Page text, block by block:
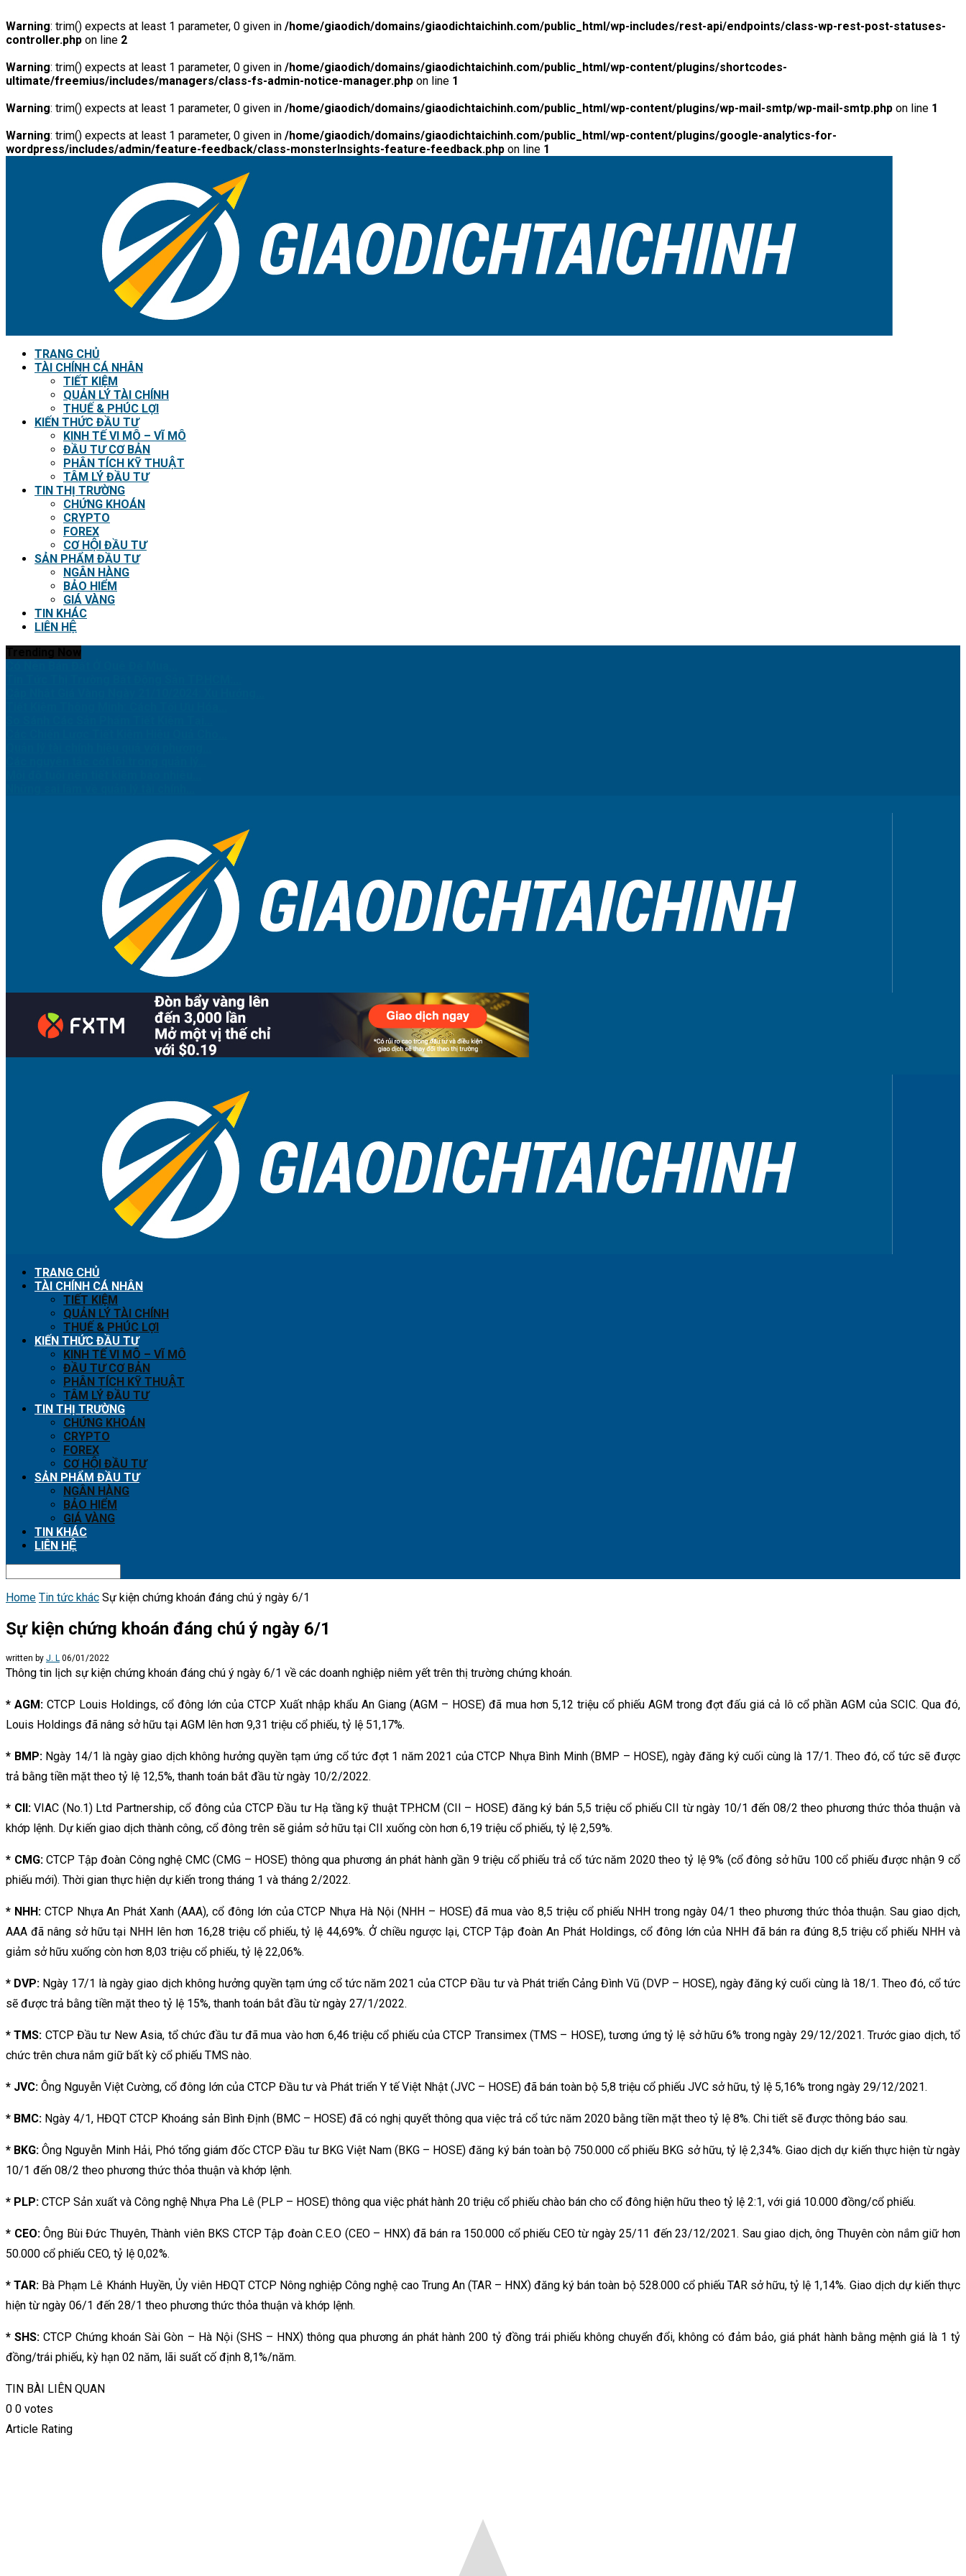
Warning: trim() expects at least 1 parameter, 0 given in /home/giaodich/domains/giaodichtaichinh.com/public_html/wp-includes/rest-api/endpoints/class-wp-rest-post-statuses-
controller.php on line 2
Warning: trim() expects at least 1 parameter, 0 given in /home/giaodich/domains/giaodichtaichinh.com/public_html/wp-content/plugins/shortcodes-
ultimate/freemius/includes/managers/class-fs-admin-notice-manager.php on line 1
Warning: trim() expects at least 1 parameter, 0 given in /home/giaodich/domains/giaodichtaichinh.com/public_html/wp-content/plugins/wp-mail-smtp/wp-mail-smtp.php on line 1
Warning: trim() expects at least 1 parameter, 0 given in /home/giaodich/domains/giaodichtaichinh.com/public_html/wp-content/plugins/google-analytics-for-
wordpress/includes/admin/feature-feedback/class-monsterInsights-feature-feedback.php on line 1
TRANG CHỦ
TÀI CHÍNH CÁ NHÂN
TIẾT KIỆM
QUẢN LÝ TÀI CHÍNH
THUẾ & PHÚC LỢI
KIẾN THỨC ĐẦU TƯ
KINH TẾ VI MÔ – VĨ MÔ
ĐẦU TƯ CƠ BẢN
PHÂN TÍCH KỸ THUẬT
TÂM LÝ ĐẦU TƯ
TIN THỊ TRƯỜNG
CHỨNG KHOÁN
CRYPTO
FOREX
CƠ HỘI ĐẦU TƯ
SẢN PHẨM ĐẦU TƯ
NGÂN HÀNG
BẢO HIỂM
GIÁ VÀNG
TIN KHÁC
LIÊN HỆ
TRANG CHỦ
TÀI CHÍNH CÁ NHÂN
TIẾT KIỆM
QUẢN LÝ TÀI CHÍNH
THUẾ & PHÚC LỢI
KIẾN THỨC ĐẦU TƯ
KINH TẾ VI MÔ – VĨ MÔ
ĐẦU TƯ CƠ BẢN
PHÂN TÍCH KỸ THUẬT
TÂM LÝ ĐẦU TƯ
TIN THỊ TRƯỜNG
CHỨNG KHOÁN
CRYPTO
FOREX
CƠ HỘI ĐẦU TƯ
SẢN PHẨM ĐẦU TƯ
NGÂN HÀNG
BẢO HIỂM
GIÁ VÀNG
TIN KHÁC
LIÊN HỆ
Home Tin tức khác Sự kiện chứng khoán đáng chú ý ngày 6/1
Sự kiện chứng khoán đáng chú ý ngày 6/1
written by J. L 06/01/2022
Thông tin lịch sự kiện chứng khoán đáng chú ý ngày 6/1 về các doanh nghiệp niêm yết trên thị trường chứng khoán.
* AGM:CTCP Louis Holdings, cổ đông lớn của CTCP Xuất nhập khẩu An Giang (AGM – HOSE) đã mua hơn 5,12 triệu cổ phiếu AGM trong đợt đấu giá cả lô cổ phần AGM của SCIC. Qua đó,
Louis Holdings đã nâng sở hữu tại AGM lên hơn 9,31 triệu cổ phiếu, tỷ lệ 51,17%.
* BMP: Ngày 14/1 là ngày giao dịch không hưởng quyền tạm ứng cổ tức đợt 1 năm 2021 của CTCP Nhựa Bình Minh (BMP – HOSE), ngày đăng ký cuối cùng là 17/1. Theo đó, cổ tức sẽ được
trả bằng tiền mặt theo tỷ lệ 12,5%, thanh toán bắt đầu từ ngày 10/2/2022.
* CII:VIAC (No.1) Ltd Partnership, cổ đông của CTCP Đầu tư Hạ tầng kỹ thuật TP.HCM (CII – HOSE) đăng ký bán 5,5 triệu cổ phiếu CII từ ngày 10/1 đến 08/2 theo phương thức thỏa thuận và
khớp lệnh. Dự kiến giao dịch thành công, cổ đông trên sẽ giảm sở hữu tại CII xuống còn hơn 6,19 triệu cổ phiếu, tỷ lệ 2,59%.
* CMG:CTCP Tập đoàn Công nghệ CMC (CMG – HOSE) thông qua phương án phát hành gần 9 triệu cổ phiếu trả cổ tức năm 2020 theo tỷ lệ 9% (cổ đông sở hữu 100 cổ phiếu được nhận 9 cổ
phiếu mới). Thời gian thực hiện dự kiến trong tháng 1 và tháng 2/2022.
* NHH: CTCP Nhựa An Phát Xanh (AAA), cổ đông lớn của CTCP Nhựa Hà Nội (NHH – HOSE) đã mua vào 8,5 triệu cổ phiếu NHH trong ngày 04/1 theo phương thức thỏa thuận. Sau giao dịch,
AAA đã nâng sở hữu tại NHH lên hơn 16,28 triệu cổ phiếu, tỷ lệ 44,69%. Ở chiều ngược lại, CTCP Tập đoàn An Phát Holdings, cổ đông lớn của NHH đã bán ra đúng 8,5 triệu cổ phiếu NHH và
giảm sở hữu xuống còn hơn 8,03 triệu cổ phiếu, tỷ lệ 22,06%.
* DVP: Ngày 17/1 là ngày giao dịch không hưởng quyền tạm ứng cổ tức năm 2021 của CTCP Đầu tư và Phát triển Cảng Đình Vũ (DVP – HOSE), ngày đăng ký cuối cùng là 18/1. Theo đó, cổ tức
sẽ được trả bằng tiền mặt theo tỷ lệ 15%, thanh toán bắt đầu từ ngày 27/1/2022.
* TMS: CTCP Đầu tư New Asia, tổ chức đầu tư đã mua vào hơn 6,46 triệu cổ phiếu của CTCP Transimex (TMS – HOSE), tương ứng tỷ lệ sở hữu 6% trong ngày 29/12/2021. Trước giao dịch, tổ
chức trên chưa nắm giữ bất kỳ cổ phiếu TMS nào.
* JVC: Ông Nguyễn Việt Cường, cổ đông lớn của CTCP Đầu tư và Phát triển Y tế Việt Nhật (JVC – HOSE) đã bán toàn bộ 5,8 triệu cổ phiếu JVC sở hữu, tỷ lệ 5,16% trong ngày 29/12/2021.
* BMC: Ngày 4/1, HĐQT CTCP Khoáng sản Bình Định (BMC – HOSE) đã có nghị quyết thông qua việc trả cổ tức năm 2020 bằng tiền mặt theo tỷ lệ 8%. Chi tiết sẽ được thông báo sau.
* BKG: Ông Nguyễn Minh Hải, Phó tổng giám đốc CTCP Đầu tư BKG Việt Nam (BKG – HOSE) đăng ký bán toàn bộ 750.000 cổ phiếu BKG sở hữu, tỷ lệ 2,34%. Giao dịch dự kiến thực hiện từ ngày
10/1 đến 08/2 theo phương thức thỏa thuận và khớp lệnh.
* PLP: CTCP Sản xuất và Công nghệ Nhựa Pha Lê (PLP – HOSE) thông qua việc phát hành 20 triệu cổ phiếu chào bán cho cổ đông hiện hữu theo tỷ lệ 2:1, với giá 10.000 đồng/cổ phiếu.
* CEO:Ông Bùi Đức Thuyên, Thành viên BKS CTCP Tập đoàn C.E.O (CEO – HNX) đã bán ra 150.000 cổ phiếu CEO từ ngày 25/11 đến 23/12/2021. Sau giao dịch, ông Thuyên còn nắm giữ hơn
50.000 cổ phiếu CEO, tỷ lệ 0,02%.
* TAR: Bà Phạm Lê Khánh Huyền, Ủy viên HĐQT CTCP Nông nghiệp Công nghệ cao Trung An (TAR – HNX) đăng ký bán toàn bộ 528.000 cổ phiếu TAR sở hữu, tỷ lệ 1,14%. Giao dịch dự kiến thực
hiện từ ngày 06/1 đến 28/1 theo phương thức thỏa thuận và khớp lệnh.
* SHS: CTCP Chứng khoán Sài Gòn – Hà Nội (SHS – HNX) thông qua phương án phát hành 200 tỷ đồng trái phiếu không chuyển đổi, không có đảm bảo, giá phát hành bằng mệnh giá là 1 tỷ
đồng/trái phiếu, kỳ hạn 02 năm, lãi suất cố định 8,1%/năm.
TIN BÀI LIÊN QUAN
0 0 votes
Article Rating